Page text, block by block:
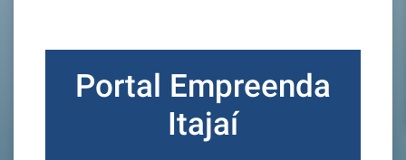
Portal Empreenda
Itajaí